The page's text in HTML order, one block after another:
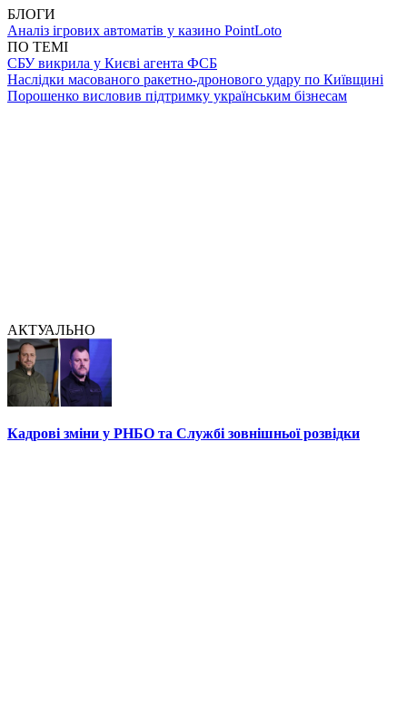
БЛОГИ
Аналіз ігрових автоматів у казино PointLoto
ПО ТЕМІ
СБУ викрила у Києві агента ФСБ
Наслідки масованого ракетно-дронового удару по Київщині
Порошенко висловив підтримку українським бізнесам
АКТУАЛЬНО
Кадрові зміни у РНБО та Службі зовнішньої розвідки